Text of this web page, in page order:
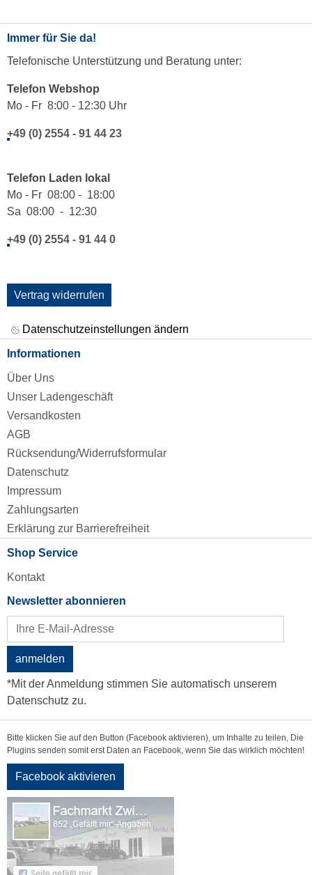
Immer für Sie da!
Telefonische Unterstützung und Beratung unter:
Telefon Webshop
Mo - Fr 8:00 - 12:30 Uhr
+49 (0) 2554 - 91 44 23
Telefon Laden lokal
Mo - Fr 08:00 - 18:00
Sa 08:00 - 12:30
+49 (0) 2554 - 91 44 0
Vertrag widerrufen
Datenschutzeinstellungen ändern
Informationen
Über Uns
Unser Ladengeschäft
Versandkosten
AGB
Rücksendung/Widerrufsformular
Datenschutz
Impressum
Zahlungsarten
Erklärung zur Barrierefreiheit
Shop Service
Kontakt
Newsletter abonnieren
anmelden
*Mit der Anmeldung stimmen Sie automatisch unserem
Datenschutz zu.
Bitte klicken Sie auf den Button (Facebook aktivieren), um Inhalte zu teilen, Die
Plugins senden somit erst Daten an Facebook, wenn Sie das wirklich möchten!
Facebook aktivieren